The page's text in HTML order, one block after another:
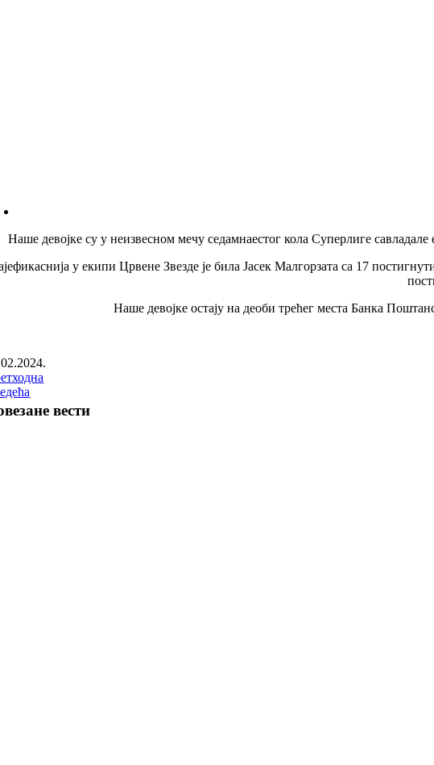
Наше девојке су у неизвесном мечу седамнаестог кола Суперлиге
у екипи Црвене Звезде је била Јасек Малгорзата са 17
Наше девојке остају на деоби трећег места Банка
вести